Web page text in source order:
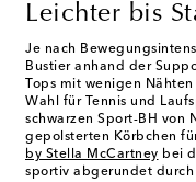
Leichter bis
Je nach
Bustier anhand der
Tops mit wenigen
Wahl für Tennis und
schwarzen Sport-BH von
gepolsterten Körbchen
by Stella McCartney bei
sportiv abgerundet